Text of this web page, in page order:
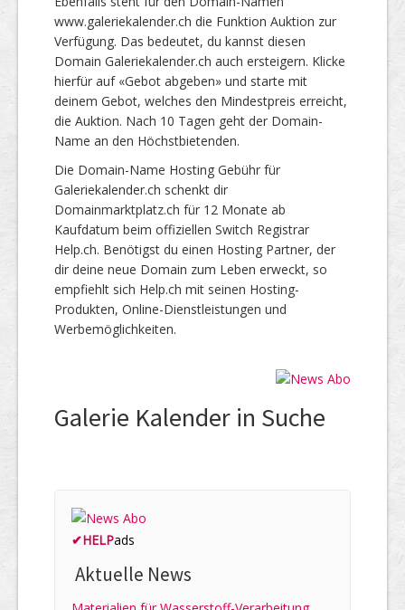
www.galeriekalender.ch die Funktion Auktion zur
Verfügung. Das bedeutet, du kannst diesen
Domain Galeriekalender.ch auch ersteigern. Klicke
hierfür auf «Gebot abgeben» und starte mit
deinem Gebot, welches den Mindestpreis erreicht,
die Auktion. Nach 10 Tagen geht der Domain-
Name an den Höchstbietenden.
Die Domain-Name Hosting Gebühr für
Galeriekalender.ch schenkt dir
Domainmarktplatz.ch für 12 Monate ab
Kaufdatum beim offiziellen Switch Registrar
Help.ch. Benötigst du einen Hosting Partner, der
dir deine neue Domain zum Leben erweckt, so
empfiehlt sich Help.ch mit seinen Hosting-
Produkten, Online-Dienstleistungen und
Werbemöglichkeiten.
Galerie Kalender in Suche
✔HELPads
Aktuelle News